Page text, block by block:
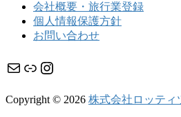
会社概要・旅行業登録
個人情報保護方針
お問い合わせ
メール リンク Instagram
Copyright © 2026 株式会社ロッティ